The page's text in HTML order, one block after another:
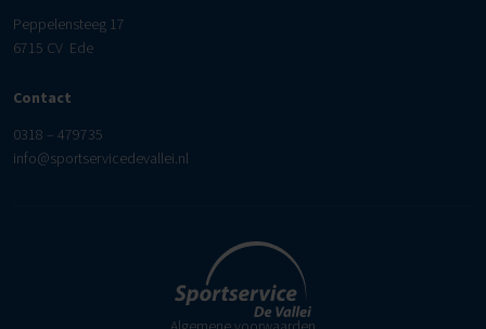
Peppelensteeg 17
6715 CV Ede
Contact
0318 – 479735
info@sportservicedevallei.nl